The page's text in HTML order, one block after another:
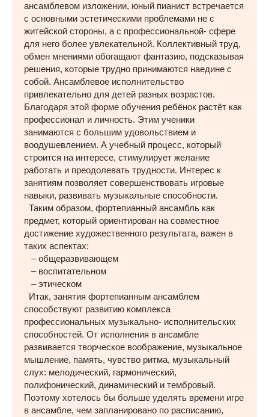
ансамблевом изложении, юный пианист встречается
с основными эстетическими проблемами не с
житейской стороны, а с профессиональной- сфере
для него более увлекательной. Коллективный труд,
обмен мнениями обогащают фантазию, подсказывая
решения, которые трудно принимаются наедине с
собой. Ансамблевое исполнительство
привлекательно для детей разных возрастов.
Благодаря этой форме обучения ребёнок растёт как
профессионал и личность. Этим ученики
занимаются с большим удовольствием и
воодушевлением. А учебный процесс, который
строится на интересе, стимулирует желание
работать и преодолевать трудности. Интерес к
занятиям позволяет совершенствовать игровые
навыки, развивать музыкальные способности.
Таким образом, фортепианный ансамбль как
предмет, который ориентирован на совместное
достижение художественного результата, важен в
таких аспектах:
– общеразвивающем
– воспитательном
– этическом
Итак, занятия фортепианным ансамблем
способствуют развитию комплекса
профессиональных музыкально- исполнительских
способностей. От исполнения в ансамбле
развивается творческое воображение, музыкальное
мышление, память, чувство ритма, музыкальный
слух: мелодический, гармонический,
полифонический, динамический и тембровый.
Поэтому хотелось бы больше уделять времени игре
в ансамбле, чем запланировано по расписанию,